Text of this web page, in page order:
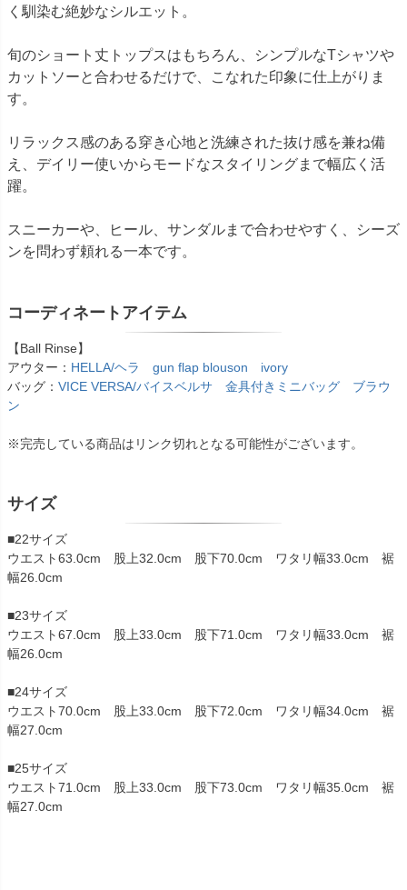
く馴染む絶妙なシルエット。
旬のショート丈トップスはもちろん、シンプルなTシャツや
カットソーと合わせるだけで、こなれた印象に仕上がりま
す。
リラックス感のある穿き心地と洗練された抜け感を兼ね備
え、デイリー使いからモードなスタイリングまで幅広く活
躍。
スニーカーや、ヒール、サンダルまで合わせやすく、シーズ
ンを問わず頼れる一本です。
コーディネートアイテム
【Ball Rinse】
アウター： HELLA/ヘラ gun flap blouson ivory
バッグ： VICE VERSA/バイスベルサ 金具付きミニバッグ ブラウ
ン
※完売している商品はリンク切れとなる可能性がございます。
サイズ
■22サイズ
ウエスト63.0cm 股上32.0cm 股下70.0cm ワタリ幅33.0cm 裾
幅26.0cm
■23サイズ
ウエスト67.0cm 股上33.0cm 股下71.0cm ワタリ幅33.0cm 裾
幅26.0cm
■24サイズ
ウエスト70.0cm 股上33.0cm 股下72.0cm ワタリ幅34.0cm 裾
幅27.0cm
■25サイズ
ウエスト71.0cm 股上33.0cm 股下73.0cm ワタリ幅35.0cm 裾
幅27.0cm